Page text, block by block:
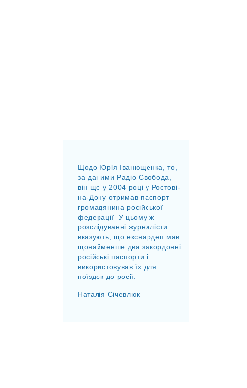
Щодо Юрія Іванющенка, то,
за даними Радіо Свобода,
він ще у 2004 році у Ростові-
на-Дону отримав паспорт
громадянина російської
федерації У цьому ж
розслідуванні журналісти
вказують, що екснардеп мав
щонайменше два закордонні
російські паспорти і
використовував їх для
поїздок до росії.
Наталія Січевлюк